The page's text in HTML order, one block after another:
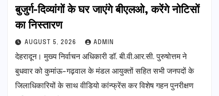
बुजुर्ग-दिव्यांगों के घर जाएंगे बीएलओ, करेंगे नोटिसों
का निस्तारण
AUGUST 5, 2026 ADMIN
देहरादून। मुख्य निर्वाचन अधिकारी डॉ. बी.वी.आर.सी. पुरुषोत्तम ने
बुधवार को कुमांऊ-गढ़वाल के मंडल आयुक्तों सहित सभी जनपदों के
जिलाधिकारियों के साथ वीडियो कांन्फ्रेंस कर विशेष गहन पुनरीक्षण